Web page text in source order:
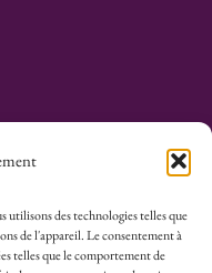
utilisons des technologies telles que
de l'appareil. Le consentement à
telles que le comportement de